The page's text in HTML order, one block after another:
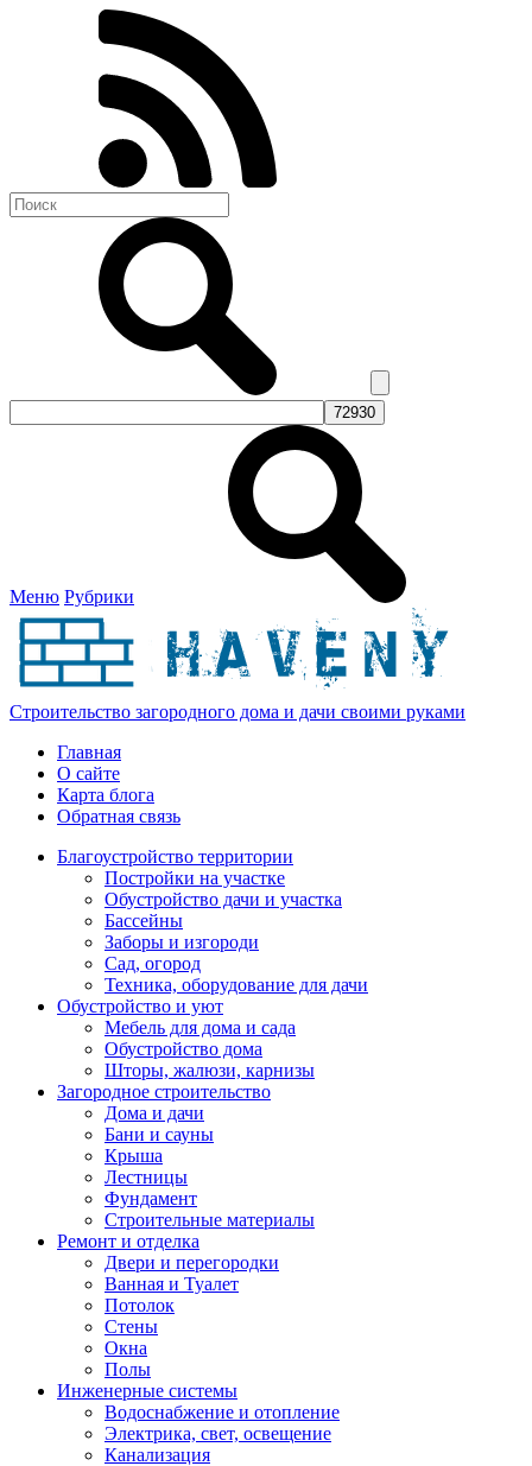
Меню Рубрики
Строительство загородного дома и дачи своими руками
Главная
О сайте
Карта блога
Обратная связь
Благоустройство территории
Постройки на участке
Обустройство дачи и участка
Бассейны
Заборы и изгороди
Сад, огород
Техника, оборудование для дачи
Обустройство и уют
Мебель для дома и сада
Обустройство дома
Шторы, жалюзи, карнизы
Загородное строительство
Дома и дачи
Бани и сауны
Крыша
Лестницы
Фундамент
Строительные материалы
Ремонт и отделка
Двери и перегородки
Ванная и Туалет
Потолок
Стены
Окна
Полы
Инженерные системы
Водоснабжение и отопление
Электрика, свет, освещение
Канализация